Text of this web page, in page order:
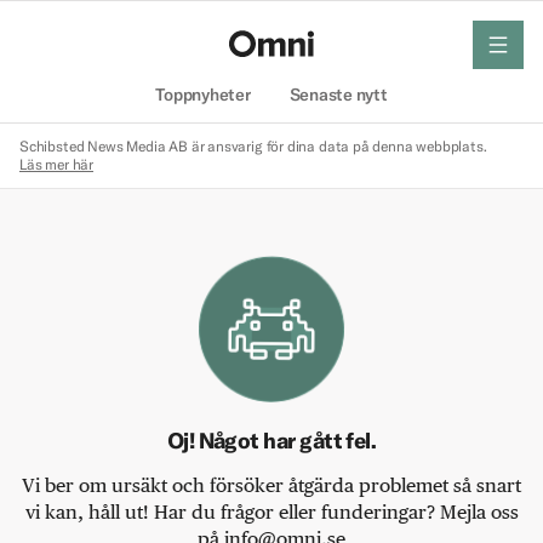
Toppnyheter Senaste nytt
meny
Schibsted News Media AB är ansvarig för dina data på denna webbplats.
Läs mer här
Oj! Något har gått fel.
Vi ber om ursäkt och försöker åtgärda problemet så snart
vi kan, håll ut! Har du frågor eller funderingar? Mejla oss